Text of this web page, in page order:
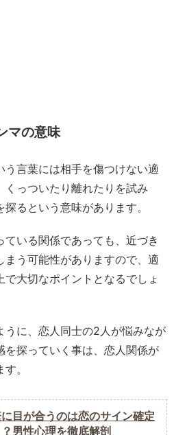
マの意味
う言葉には相手を傷つけない適
っついたり離れたりを試み
るという意味があります。
いる関係であっても、近づき
う可能性がありますので、適
大切なポイントとなるでしょ
うに、恋人同士の2人が悩みなが
を探っていく事は、恋人関係が
。
目が合うのは恋のサイン確定
男性心理を徹底解剖